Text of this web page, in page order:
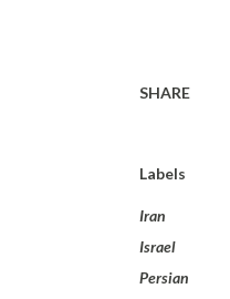
SHARE
Labels
Iran
Israel
Persian